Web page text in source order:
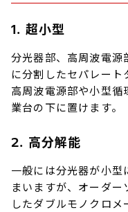
1. 超小型
分光器部、高周波電源
に分割したセパレート
高周波電源部や小型
業台の下に置けます。
2. 高分解能
一般には分光器が小型
まいますが、オーダ
したダブルモノクロ